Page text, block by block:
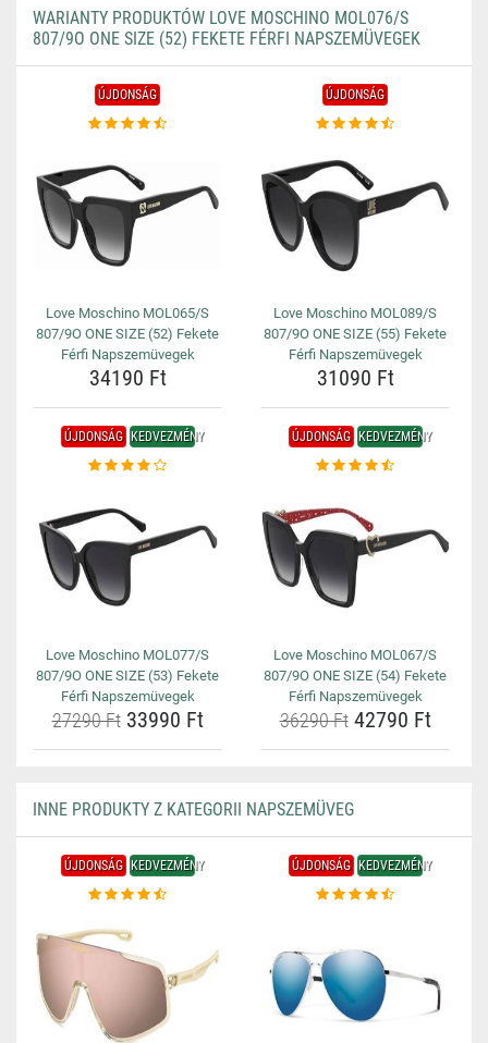
WARIANTY PRODUKTÓW LOVE MOSCHINO MOL076/S
807/9O ONE SIZE (52) FEKETE FÉRFI NAPSZEMÜVEGEK
ÚJDONSÁG
Love Moschino MOL065/S
807/9O ONE SIZE (52) Fekete
Férfi Napszemüvegek
34190 Ft
ÚJDONSÁG
Love Moschino MOL089/S
807/9O ONE SIZE (55) Fekete
Férfi Napszemüvegek
31090 Ft
ÚJDONSÁG KEDVEZMÉNY
Love Moschino MOL077/S
807/9O ONE SIZE (53) Fekete
Férfi Napszemüvegek
27290 Ft33990 Ft
ÚJDONSÁG KEDVEZMÉNY
Love Moschino MOL067/S
807/9O ONE SIZE (54) Fekete
Férfi Napszemüvegek
36290 Ft42790 Ft
INNE PRODUKTY Z KATEGORII NAPSZEMÜVEG
ÚJDONSÁG KEDVEZMÉNY ÚJDONSÁG KEDVEZMÉNY